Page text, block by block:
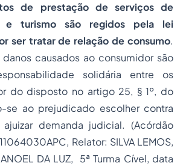
de prestação de serviços de
e turismo são regidos pela lei
ser tratar de relação de consumo.
danos causados ao consumidor são
solidária entre os
do disposto no artigo 25, § 1º, do
se ao prejudicado escolher contra
demanda judicial. (Acórdão
Relator: SILVA LEMOS,
DA LUZ, 5ª Turma Cível, data